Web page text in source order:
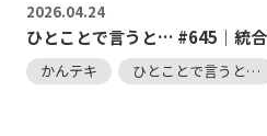
2026.04.24
ひとことで言うと… #645｜統
かんテキ ひとことで言うと…